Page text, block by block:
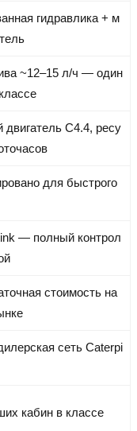
гидравлика + м
~12–15 л/ч — один
C4.4, ресу
для быстрого
— полный контрол
стоимость на
сеть Caterpi
кабин в классе